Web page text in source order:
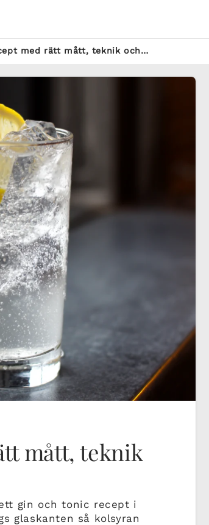
med rätt mått, teknik och…
mått, teknik
gin och tonic recept i
glaskanten så kolsyran